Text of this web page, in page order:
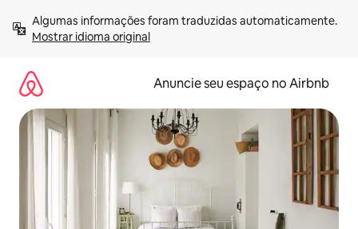
para
Mostrar idioma original
Anuncie seu espaço no Airbnb